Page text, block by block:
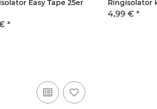
Easy Tape 25er
*
Ringisolator
4,99 € *